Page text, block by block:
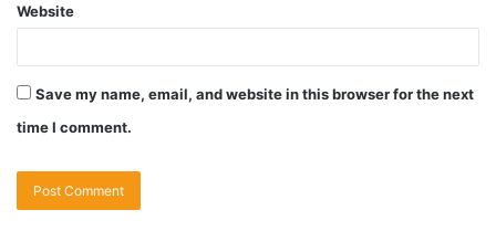
Website
Save my name, email, and website in this browser for the next
time I comment.